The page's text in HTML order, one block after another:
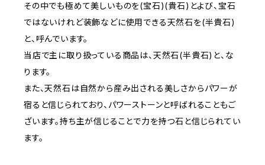
その中でも極めて美しいものを(宝石)(貴石)とよび、宝石
ではないけれど装飾などに使用できる天然石を(半貴石)
と、呼んでいます。
当店で主に取り扱っている商品は、天然石(半貴石)と、な
ります。
また、天然石は自然から産み出される美しさからパワーが
宿ると信じられており、パワーストーンと呼ばれることもご
ざいます。持ち主が信じることで力を持つ石と信じられてい
ます。